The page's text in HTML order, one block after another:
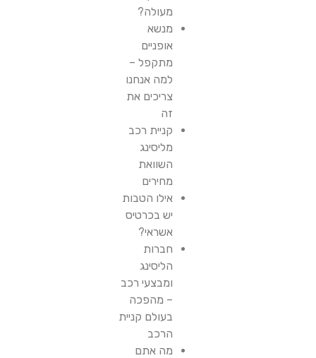
מעולה?
מנשא
אופניים
מתקפל –
למה אנחנו
צריכים את
זה
קניית רכב
מליסינג
השוואת
מחירים
אילו הטבות
יש בכרטיס
אשראי?
חברות
הליסינג
ומבצעי רכב
– מהפכה
בעולם קניית
הרכב
מה אתם